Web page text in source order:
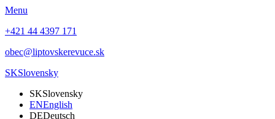
Menu
+421 44 4397 171
obec@liptovskerevuce.sk
SKSlovensky
SKSlovensky
ENEnglish
DEDeutsch